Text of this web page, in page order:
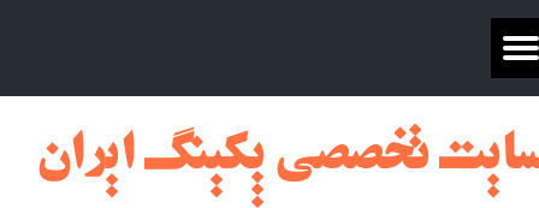
تخصصی پکینگ ایران​​​​​​​​​​​​